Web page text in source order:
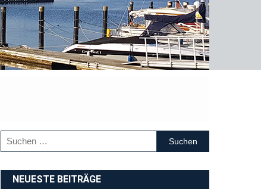
Suchen
nach:
NEUESTE BEITRÄGE